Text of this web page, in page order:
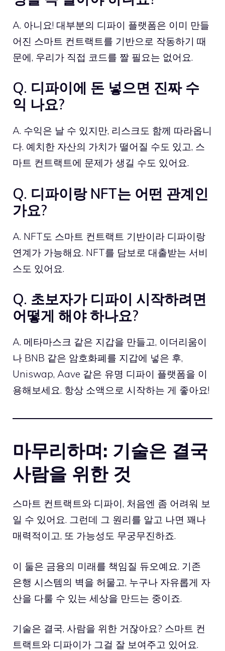
A. 아니요! 대부분의 디파이 플랫폼은 이미 만들
어진 스마트 컨트랙트를 기반으로 작동하기 때
문에, 우리가 직접 코드를 짤 필요는 없어요.
Q. 디파이에 돈 넣으면 진짜 수
익 나요?
A. 수익은 날 수 있지만, 리스크도 함께 따라옵니
다. 예치한 자산의 가치가 떨어질 수도 있고, 스
마트 컨트랙트에 문제가 생길 수도 있어요.
Q. 디파이랑 NFT는 어떤 관계인
가요?
A. NFT도 스마트 컨트랙트 기반이라 디파이랑
연계가 가능해요. NFT를 담보로 대출받는 서비
스도 있어요.
Q. 초보자가 디파이 시작하려면
어떻게 해야 하나요?
A. 메타마스크 같은 지갑을 만들고, 이더리움이
나 BNB 같은 암호화폐를 지갑에 넣은 후,
Uniswap, Aave 같은 유명 디파이 플랫폼을 이
용해보세요. 항상 소액으로 시작하는 게 좋아요!
마무리하며: 기술은 결국
사람을 위한 것
스마트 컨트랙트와 디파이, 처음엔 좀 어려워 보
일 수 있어요. 그런데 그 원리를 알고 나면 꽤나
매력적이고, 또 가능성도 무궁무진하죠.
이 둘은 금융의 미래를 책임질 듀오예요. 기존
은행 시스템의 벽을 허물고, 누구나 자유롭게 자
산을 다룰 수 있는 세상을 만드는 중이죠.
기술은 결국, 사람을 위한 거잖아요? 스마트 컨
트랙트와 디파이가 그걸 잘 보여주고 있어요.